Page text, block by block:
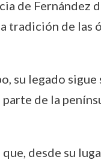
de Fernández
tradición de las
su legado
de la
desde su